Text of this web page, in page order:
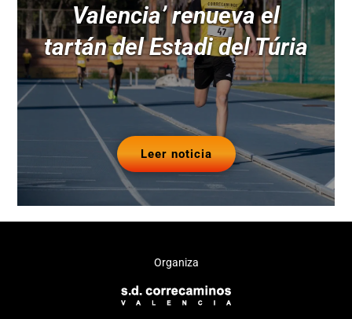
Valencia’ renueva el
tartán del Estadi del Túria
Leer noticia
Organiza